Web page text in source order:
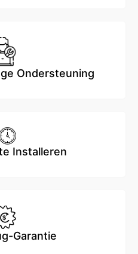
Ondersteuning
Installeren
Garantie